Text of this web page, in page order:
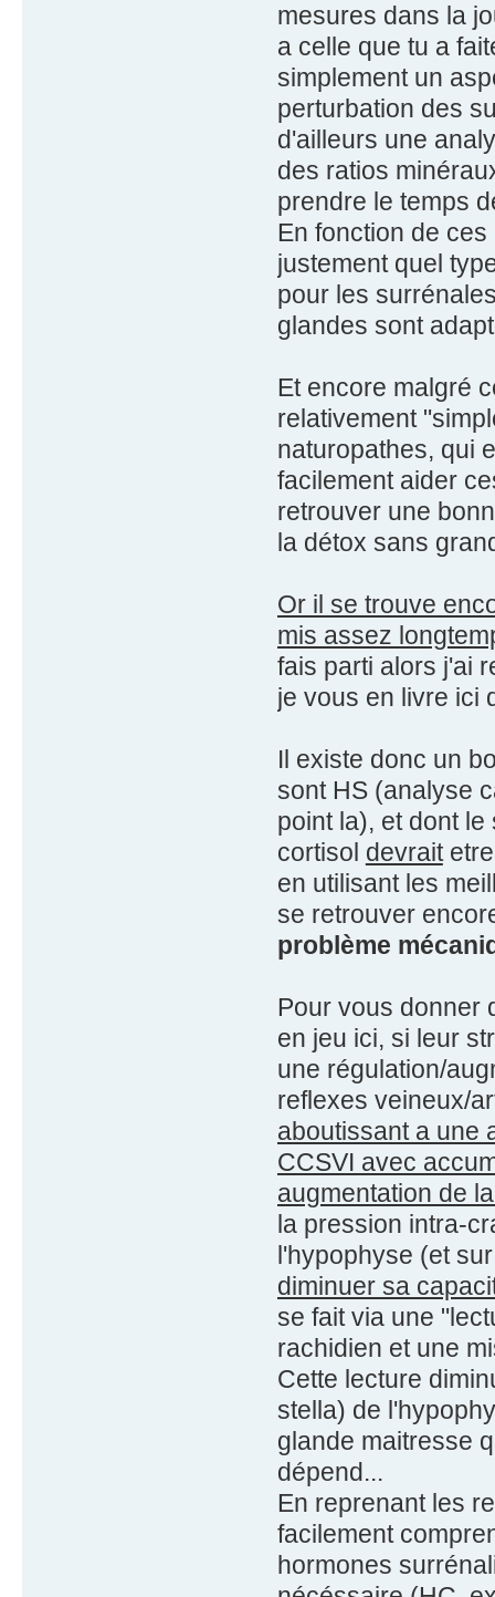
mesures dans la
a celle que tu a
simplement un
perturbation des
d'ailleurs une
des ratios
prendre le temps
En fonction de
justement quel
pour les
glandes sont
Et encore malgré
relativement
naturopathes, qui
facilement aider
retrouver une
la détox sans
Or il se trouve
mis assez
fais parti alors j'ai
je vous en livre ici
Il existe donc un
sont HS (analyse
point la), et dont
cortisol devraitetre
en utilisant les
se retrouver
problème
Pour vous donner
en jeu ici, si leur
une régulation/
reflexes veineux/
aboutissant a une
CCSVI avec
augmentation de
la pression intra-
l'hypophyse (et
diminuer sa
se fait via une
rachidien et une
Cette lecture
stella) de
glande maitresse
dépend...
En reprenant les
facilement
hormones